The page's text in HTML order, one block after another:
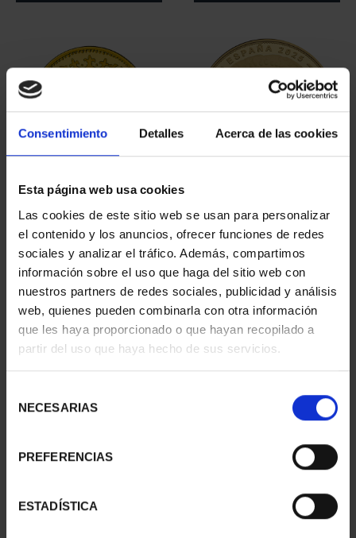
Consentimiento Detalles Acerca de las cookies
Esta página web usa cookies
Las cookies de este sitio web se usan para personalizar
el contenido y los anuncios, ofrecer funciones de redes
sociales y analizar el tráfico. Además, compartimos
información sobre el uso que haga del sitio web con
nuestros partners de redes sociales, publicidad y análisis
web, quienes pueden combinarla con otra información
que les haya proporcionado o que hayan recopilado a
partir del uso que haya hecho de sus servicios.
NECESARIAS
PREFERENCIAS
ESTADÍSTICA
150 AÑOS DEL ESCUDO -
MONEDA 4 ESCUDOS
2.330,00 €
LIMA - 2 ESCUDOS
1.245,00 €
COLECCIÓN MONEDAS
MONEDA 1 ESCUDO
645,00 €